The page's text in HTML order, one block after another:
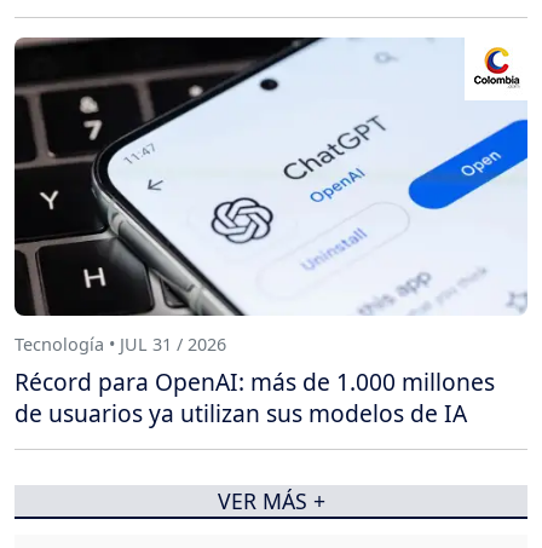
Tecnología • JUL 31 / 2026
Récord para OpenAI: más de 1.000 millones
de usuarios ya utilizan sus modelos de IA
VER MÁS +